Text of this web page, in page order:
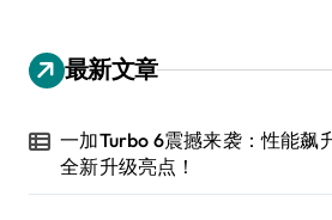
最新文章
一加Turbo 6震撼来袭：性能飙
全新升级亮点！